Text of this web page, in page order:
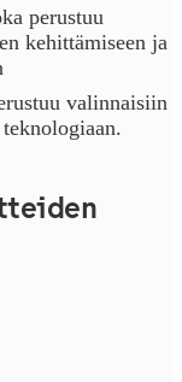
perustuu
kehittämiseen ja
valinnaisiin